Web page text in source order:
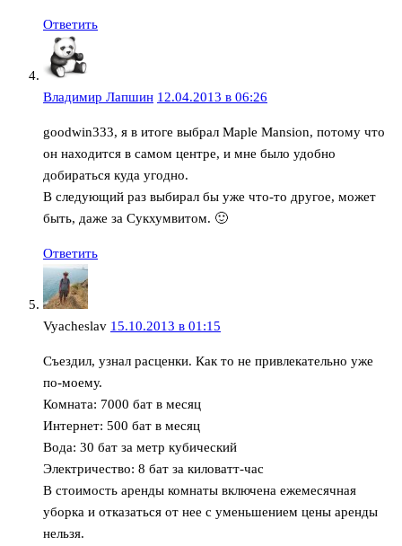
Ответить
Владимир Лапшин 12.04.2013 в 06:26
goodwin333, я в итоге выбрал Maple Mansion, потому что
он находится в самом центре, и мне было удобно
добираться куда угодно.
В следующий раз выбирал бы уже что-то другое, может
быть, даже за Сукхумвитом. 🙂
Ответить
Vyacheslav 15.10.2013 в 01:15
Съездил, узнал расценки. Как то не привлекательно уже
по-моему.
Комната: 7000 бат в месяц
Интернет: 500 бат в месяц
Вода: 30 бат за метр кубический
Электричество: 8 бат за киловатт-час
В стоимость аренды комнаты включена ежемесячная
уборка и отказаться от нее с уменьшением цены аренды
нельзя.